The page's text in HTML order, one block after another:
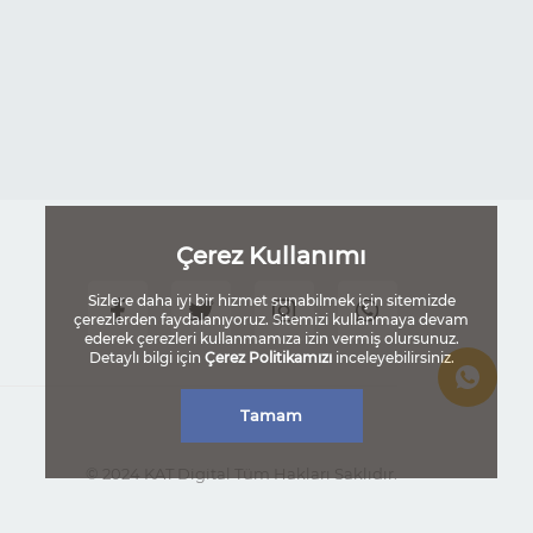
Çerez Kullanımı
Sizlere daha iyi bir hizmet sunabilmek için sitemizde
çerezlerden faydalanıyoruz. Sitemizi kullanmaya devam
ederek çerezleri kullanmamıza izin vermiş olursunuz.
Detaylı bilgi için Çerez Politikamızıinceleyebilirsiniz.
Tamam